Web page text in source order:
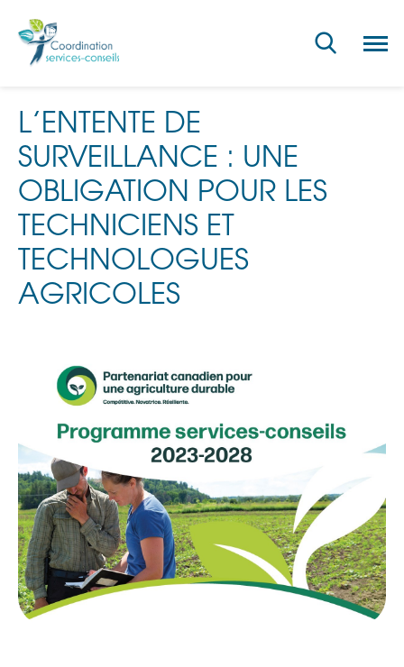
la
L’ENTENTE DE
SURVEILLANCE : UNE
OBLIGATION POUR LES
TECHNICIENS ET
TECHNOLOGUES
AGRICOLES